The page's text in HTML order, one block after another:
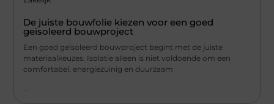
De juiste bouwfolie kiezen voor een goed
geïsoleerd bouwproject
Een goed geïsoleerd bouwproject begint met de juiste
materiaalkeuzes. Isolatie alleen is niet voldoende om een
comfortabel, energiezuinig en duurzaam
...